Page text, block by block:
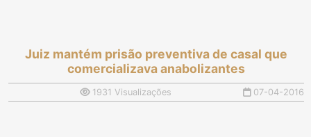
Juiz mantém prisão preventiva de casal que
comercializava anabolizantes
1931 Visualizações 07-04-2016